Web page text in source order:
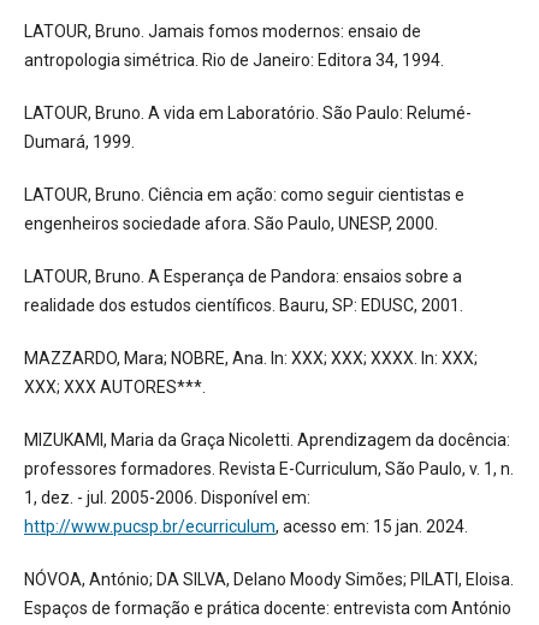
LATOUR, Bruno. Jamais fomos modernos: ensaio de
antropologia simétrica. Rio de Janeiro: Editora 34, 1994.
LATOUR, Bruno. A vida em Laboratório. São Paulo: Relumé-
Dumará, 1999.
LATOUR, Bruno. Ciência em ação: como seguir cientistas e
engenheiros sociedade afora. São Paulo, UNESP, 2000.
LATOUR, Bruno. A Esperança de Pandora: ensaios sobre a
realidade dos estudos científicos. Bauru, SP: EDUSC, 2001.
MAZZARDO, Mara; NOBRE, Ana. In: XXX; XXX; XXXX. In: XXX;
XXX; XXX AUTORES***.
MIZUKAMI, Maria da Graça Nicoletti. Aprendizagem da docência:
professores formadores. Revista E-Curriculum, São Paulo, v. 1, n.
1, dez. - jul. 2005-2006. Disponível em:
http://www.pucsp.br/ecurriculum, acesso em: 15 jan. 2024.
NÓVOA, António; DA SILVA, Delano Moody Simões; PILATI, Eloisa.
Espaços de formação e prática docente: entrevista com António